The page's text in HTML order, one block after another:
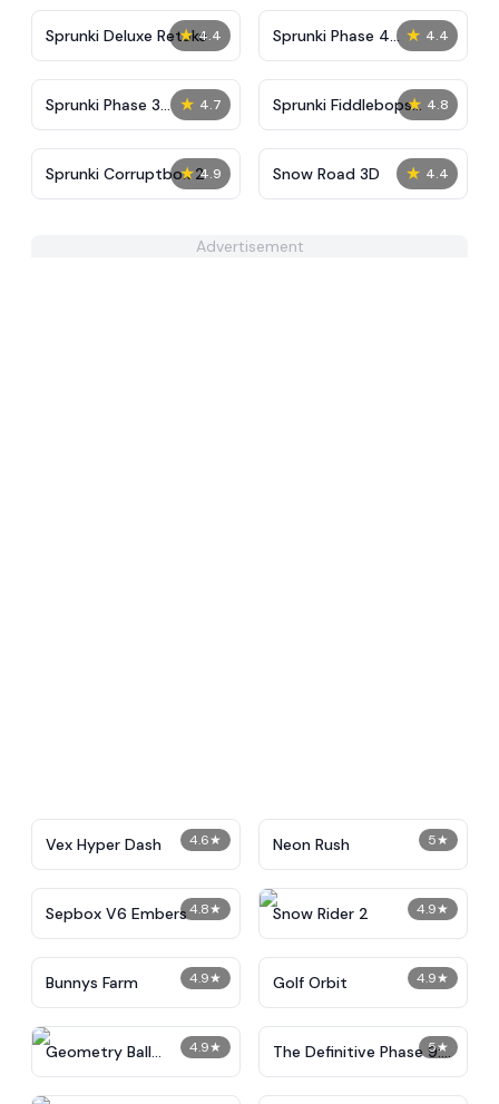
★ 4.4
Sprunki Deluxe Retake ★ 4.4
Sprunki Phase 4
Alternate Edition
★ 4.7
Sprunki Phase 3
Definitive
★ 4.8
Sprunki Fiddlebops
Remake
★ 4.9
Sprunki Corruptbox 2 ★ 4.4
Snow Road 3D
Advertisement
4.6★
Vex Hyper Dash 5★
Neon Rush
4.8★
Sepbox V6 Embers 4.9★
Snow Rider 2
4.9★
Bunnys Farm 4.9★
Golf Orbit
4.9★
Geometry Ball
Challenge
5★
The Definitive Phase 9:
Demolition